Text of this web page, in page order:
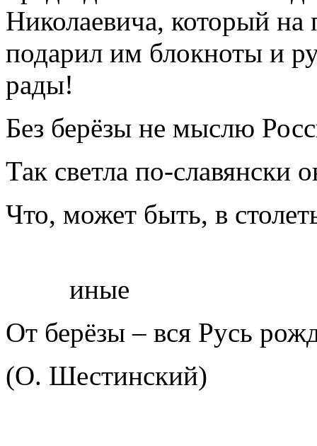
Николаевича, который
подарил им блокноты и
рады!
Без берёзы не мыслю
Так светла по-славянски
Что, может быть, в
иные
От берёзы – вся Русь
(О. Шестинский)